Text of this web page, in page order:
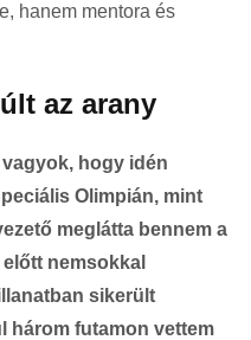
hanem mentora és
az arany
hogy idén
Olimpián, mint
meglátta bennem a
nemsokkal
sikerült
három futamon vettem